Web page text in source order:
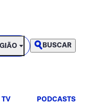
BUSCAR
TV
PODCASTS